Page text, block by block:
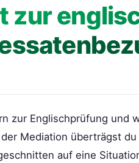
zur
zur Englischprüfung und
Mediation überträgst du
auf eine